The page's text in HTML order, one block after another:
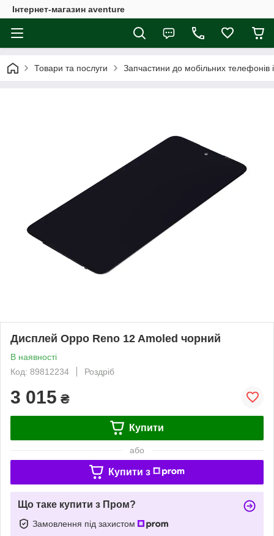
Інтернет-магазин aventure
Товари та послуги Запчастини до мобільних телефонів
Дисплей Oppo Reno 12 Amoled чорний
В наявності
Код: 89812234
Роздріб
3 015 ₴
Купити
або
Купити з
Що таке купити з Пром?
Замовлення під захистом